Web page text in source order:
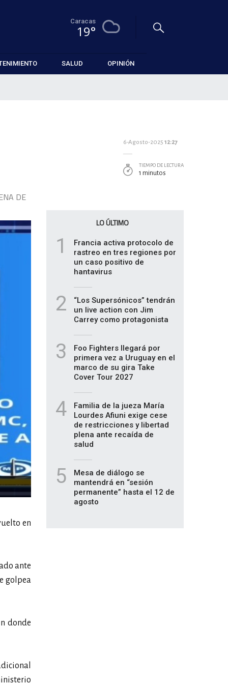
Caracas
19°
SALUD OPINIÓN
DE
en
ante
golpea
donde
6-Agosto-2025 12:27
TIEMPO DE LECTURA
1 minutos
LO ÚLTIMO
1
Francia activa protocolo de
rastreo en tres regiones por
un caso positivo de
hantavirus
2
“Los Supersónicos” tendrán
un live action con Jim
Carrey como protagonista
3
Foo Fighters llegará por
primera vez a Uruguay en el
marco de su gira Take
Cover Tour 2027
4
Familia de la jueza María
Lourdes Afiuni exige cese
de restricciones y libertad
plena ante recaída de
salud
5
Mesa de diálogo se
mantendrá en “sesión
permanente” hasta el 12 de
agosto